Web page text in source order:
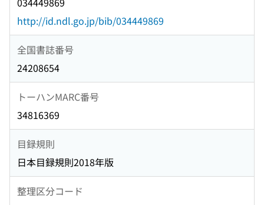
http://id.ndl.go.jp/bib/034449869
全国書誌番号
24208654
トーハンMARC番号
34816369
目録規則
日本目録規則2018年版
整理区分コード